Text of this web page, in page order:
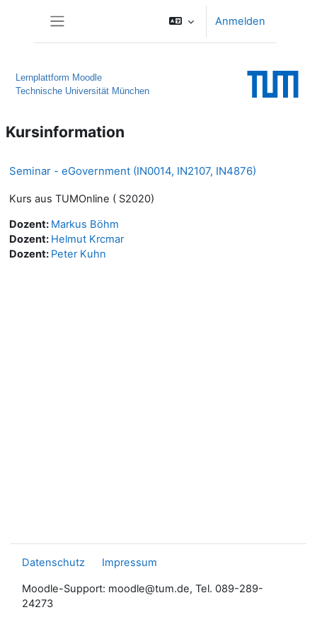
Anmelden
Lernplattform Moodle
Technische Universität München
Kursinformation
Seminar - eGovernment (IN0014, IN2107, IN4876)
Kurs aus TUMOnline ( S2020)
Dozent: Markus Böhm
Dozent: Helmut Krcmar
Dozent: Peter Kuhn
Datenschutz Impressum
Moodle-Support: moodle@tum.de, Tel. 089-289-
24273